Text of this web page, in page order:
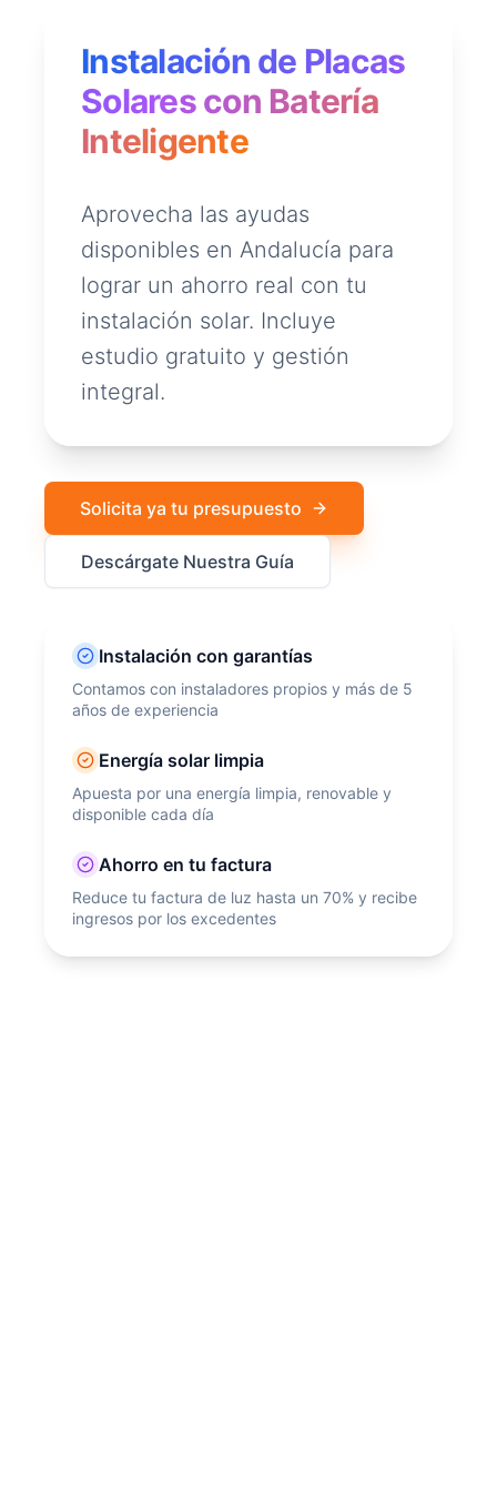
Instalación de Placas
Solares con Batería
Inteligente
Aprovecha las ayudas
disponibles en Andalucía para
lograr un ahorro real con tu
instalación solar. Incluye
estudio gratuito y gestión
integral.
Solicita ya tu presupuesto
Descárgate Nuestra Guía
Instalación con garantías
Contamos con instaladores propios y más de 5
años de experiencia
Energía solar limpia
Apuesta por una energía limpia, renovable y
disponible cada día
Ahorro en tu factura
Reduce tu factura de luz hasta un 70% y recibe
ingresos por los excedentes